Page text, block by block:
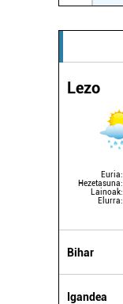
Lezo
Euria:
Hezetasuna:
Lainoak:
Elurra:
Bihar
Igandea